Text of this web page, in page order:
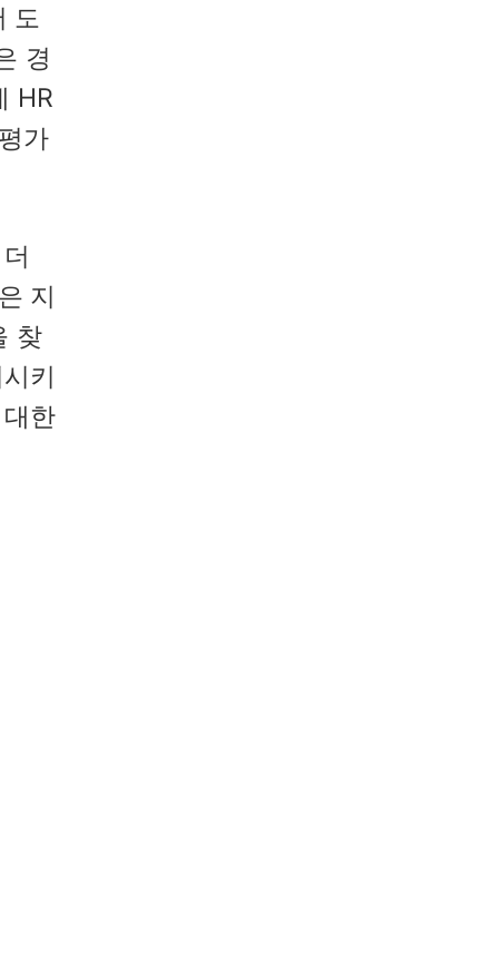
도
경
HR
가
지
찾
키
한